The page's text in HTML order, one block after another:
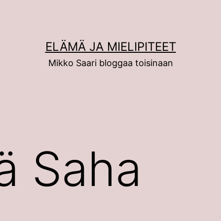
ELÄMÄ JA MIELIPITEET
Mikko Saari bloggaa toisinaan
Saha